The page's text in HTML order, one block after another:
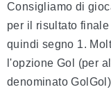
Consigliamo di
per il risultato
quindi segno 1.
l'opzione Gol (per
denominato